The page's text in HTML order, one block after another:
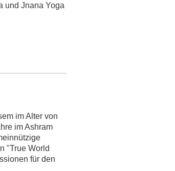
und Jnana Yoga
im Alter von
im Ashram
"True World
für den